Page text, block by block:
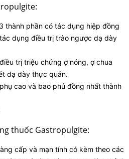
thành phần có tác dụng hiệp đồng
dụng điều trị trào ngược dạ dày
trị triệu chứng ợ nóng, ợ chua
dạ dày thực quản.
cao và bao phủ đồng nhất thành
thuốc Gastropulgite:
cấp và mạn tính có kèm theo các